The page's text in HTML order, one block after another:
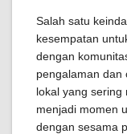
Salah satu
kesempatan
dengan
pengalaman dan
lokal yang
menjadi momen
dengan sesama